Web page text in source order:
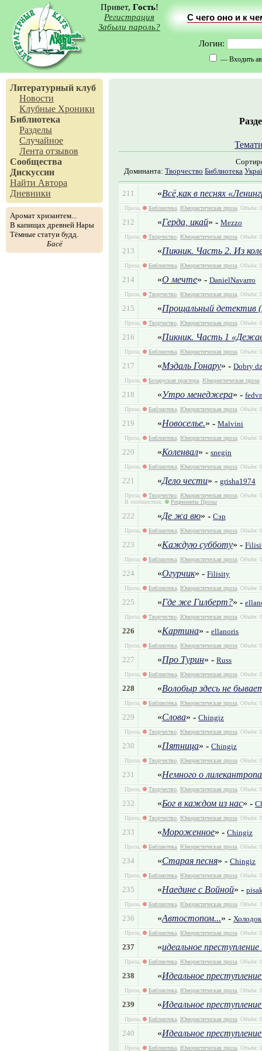
Привет, Гость!
Регистрация
Забыли пароль?
С чего оно и к
Логин:
— Входить
Литературный клуб
Новости
Клубные Хроники
Библиотека
Разделы
Случайное
Лента отзывов
Сообщества
Дискуссии
Найти Автора
Дневники
Аромат хризантем...
В капищах древней Нары
Тёмные статуи будд.
Басё
Доминанта: Творчество Библиотека
211 «Всё,как в песнях
Проза, Библиотека Юмористическая проза , Объём:
212 «Герда, икай» - Mezzo
Проза, Творчество Юмористическая проза , Объём:
213 «Пикник. Часть 2. Из
Проза, Библиотека Юмористическая проза , Объём:
214 «О мечте» - DanielNavarro
Проза, Творчество Юмористическая проза , Объём:
215 «Прощальный детектив
Проза, Творчество Юмористическая проза , Объём:
216 «Пикник. Часть 1
Проза, Библиотека Юмористическая проза , Объём:
217 «Мэдаль Гонару» - Dobry
Проза, Беларуская прастора Юмористическая проза
218 «Утро менеджера» -
Проза, Библиотека Юмористическая проза , Объём:
219 «Новоселье.» - Malvini
Проза, Библиотека Юмористическая проза , Объём:
220 «Коленвал» - snegin
Проза, Библиотека Юмористическая проза , Объём:
221 «Дело чести» - grisha1974
Проза, Творчество Юмористическая проза , Объём:
В сообществах:
Рецензенты Прозы
222 «Де жа вю» - Сэр
Проза, Библиотека Юмористическая проза , Объём:
223 «Каждую субботу» -
Проза, Библиотека Юмористическая проза , Объём:
224 «Огурчик» - Filisity
Проза, Библиотека Юмористическая проза , Объём:
225 «Где же Гилберт?» -
Проза, Творчество Юмористическая проза , Объём:
226 «Картина» - ellanoris
Проза, Библиотека Юмористическая проза , Объём:
227 «Про Турин» - Russ
Проза, Библиотека Юмористическая проза , Объём:
228 «Волобыр здесь не
Проза, Библиотека Юмористическая проза , Объём:
229 «Слова» - Chingiz
Проза, Творчество Юмористическая проза , Объём:
230 «Пятница» - Chingiz
Проза, Творчество Юмористическая проза , Объём:
231 «Немного о
Проза, Творчество Юмористическая проза , Объём:
232 «Бог в каждом из нас» -
Проза, Творчество Юмористическая проза , Объём:
233 «Мороженное» - Chingiz
Проза, Библиотека Юмористическая проза , Объём:
234 «Старая песня» - Chingiz
Проза, Библиотека Юмористическая проза , Объём:
235 «Наедине с Войной» -
Проза, Библиотека Юмористическая проза , Объём:
236 «Автостопом...» - Холодок
Проза, Библиотека Юмористическая проза , Объём:
237 «идеальное
Проза, Библиотека Юмористическая проза , Объём:
238 «Идеальное
Проза, Библиотека Юмористическая проза , Объём:
239 «Идеальное
Проза, Библиотека Юмористическая проза , Объём:
240 «Идеальное
Проза, Библиотека Юмористическая проза , Объём: